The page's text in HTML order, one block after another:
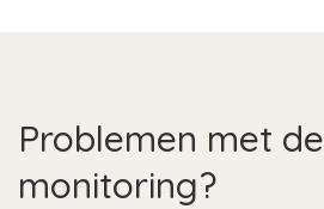
Problemen met de
monitoring?